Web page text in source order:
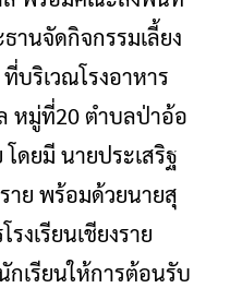
านจัดกิจกรรมเลี้ยง
บริเวณโรงอาหาร
หมู่ที่20 ตำบลป่าอ้อ
โดยมี นายประเสริฐ
าย พร้อมด้วยนายสุ
งเรียนเชียงราย
เรียนให้การต้อนรับ